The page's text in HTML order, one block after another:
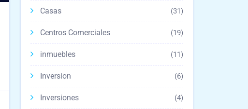
Casas (31)
Centros Comerciales (19)
inmuebles (11)
Inversion (6)
Inversiones (4)